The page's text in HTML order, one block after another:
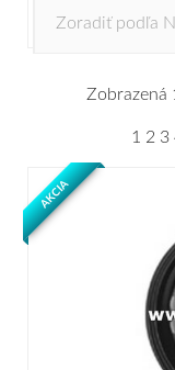
Zobrazená
1 2 3
AKCIA